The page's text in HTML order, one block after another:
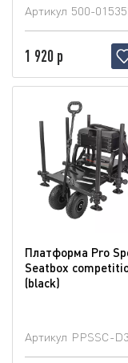
Артикул 500-
1 920 р
Платформа Pro
Seatbox
(blaсk)
Артикул PPSSC-